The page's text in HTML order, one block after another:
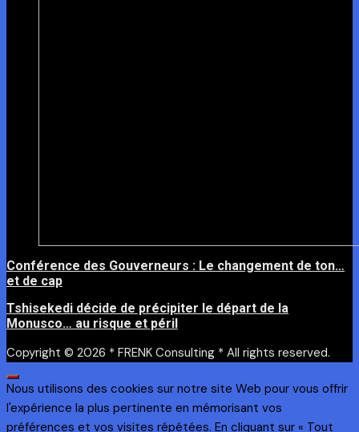
Conférence des Gouverneurs : Le changement de ton…
et de cap
Tshisekedi décide de précipiter le départ de la
Monusco… au risque et péril
Copyright © 2026 * FRENK Consulting * All rights reserved.
Nous utilisons des cookies sur notre site Web pour vous offrir
l'expérience la plus pertinente en mémorisant vos
préférences et vos visites répétées. En cliquant sur « Tout